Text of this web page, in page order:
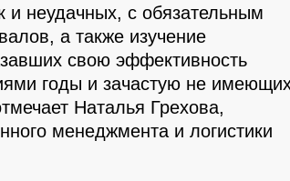
и неудачных, с обязательным
а также изучение
свою эффективность
годы и зачастую не
Наталья Грехова,
менеджмента и логистики